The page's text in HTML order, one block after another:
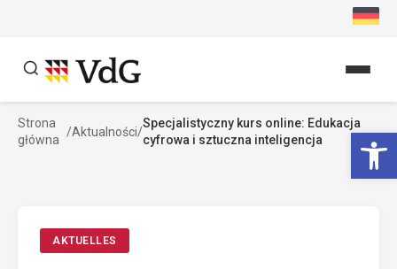
Szukaj
Szukaj
Strona
główna
/Aktualności/
Specjalistyczny kurs online: Edukacja
cyfrowa i sztuczna inteligencja
AKTUELLES